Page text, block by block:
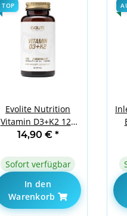
TOP
Evolite Nutrition
Vitamin D3+K2 120
Caps
14,90 € *
Sofort verfügbar
In den
Warenkorb